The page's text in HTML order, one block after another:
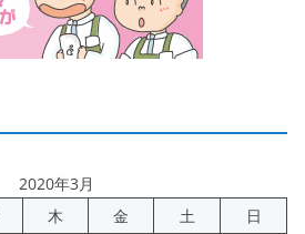
2020年3月
木 金 土
日